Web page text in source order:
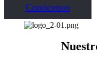
Conócenos